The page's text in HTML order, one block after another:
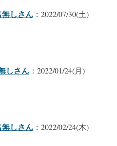
しさん ：2022/07/30(土)
しさん ：2022/01/24(月)
しさん ：2022/02/24(木)